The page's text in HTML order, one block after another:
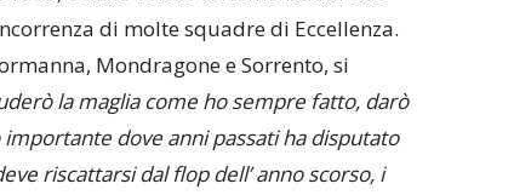
di molte squadre di Eccellenza.
Mondragone e Sorrento, si
la maglia come ho sempre fatto, darò
dove anni passati ha disputato
riscattarsi dal flop dell’ anno scorso, i